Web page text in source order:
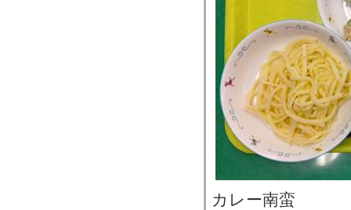
カレー南蛮